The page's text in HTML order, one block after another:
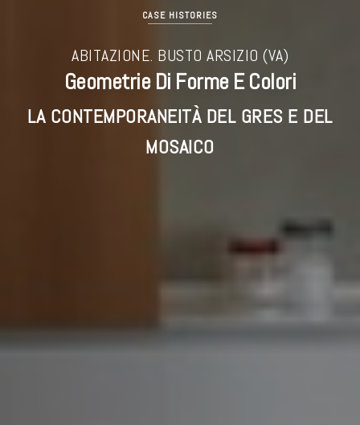
CASE HISTORIES
ABITAZIONE. BUSTO ARSIZIO (VA)
Geometrie Di Forme E Colori
LA CONTEMPORANEITÀ DEL GRES E DEL
MOSAICO